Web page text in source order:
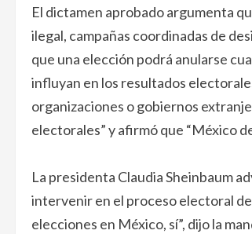
El dictamen aprobado argumenta
ilegal, campañas coordinadas de
que una elección podrá anularse
influyan en los resultados
organizaciones o gobiernos
electorales” y afirmó que “México
La presidenta Claudia Sheinbaum
intervenir en el proceso electoral
elecciones en México, sí”, dijo la